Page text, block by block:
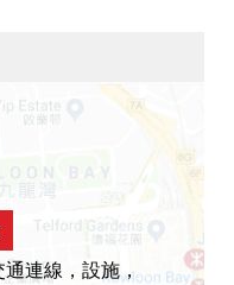
連線，設施，